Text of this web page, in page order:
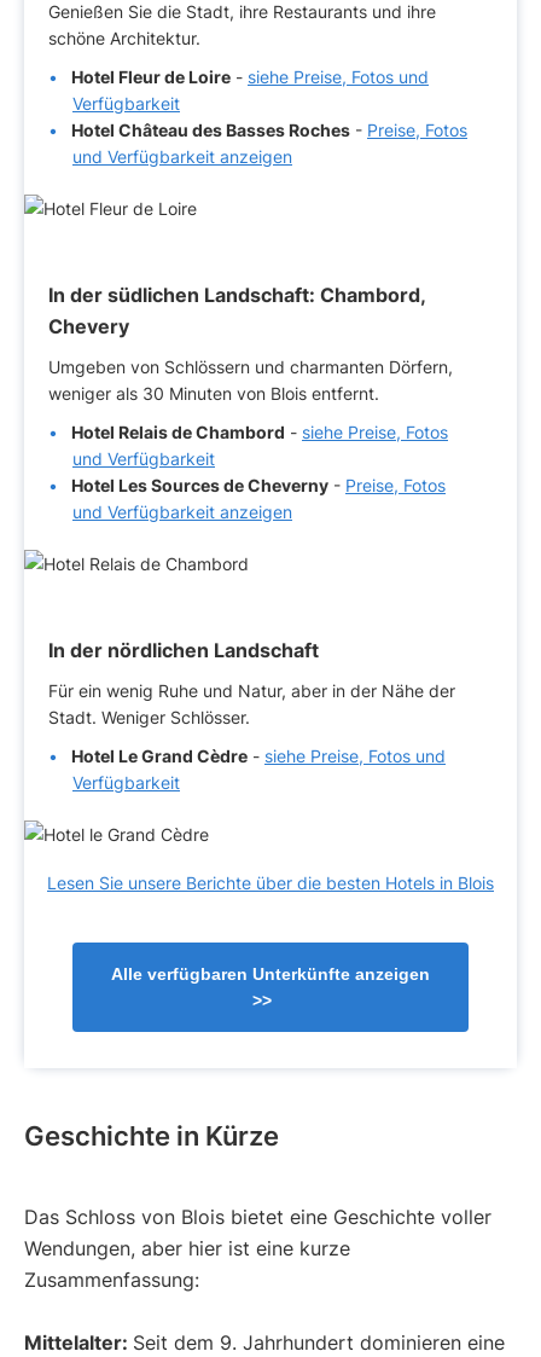
Genießen Sie die Stadt, ihre Restaurants und ihre
schöne Architektur.
Hotel Fleur de Loire - siehe Preise, Fotos und
Verfügbarkeit
Hotel Château des Basses Roches - Preise, Fotos
und Verfügbarkeit anzeigen
In der südlichen Landschaft: Chambord,
Chevery
Umgeben von Schlössern und charmanten Dörfern,
weniger als 30 Minuten von Blois entfernt.
Hotel Relais de Chambord - siehe Preise, Fotos
und Verfügbarkeit
Hotel Les Sources de Cheverny - Preise, Fotos
und Verfügbarkeit anzeigen
In der nördlichen Landschaft
Für ein wenig Ruhe und Natur, aber in der Nähe der
Stadt. Weniger Schlösser.
Hotel Le Grand Cèdre - siehe Preise, Fotos und
Verfügbarkeit
Lesen Sie unsere Berichte über die besten Hotels in Blois
Alle verfügbaren Unterkünfte anzeigen
>>
Geschichte in Kürze
Das Schloss von Blois bietet eine Geschichte voller
Wendungen, aber hier ist eine kurze
Zusammenfassung:
Mittelalter: Seit dem 9. Jahrhundert dominieren eine